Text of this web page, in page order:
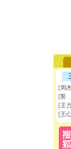
[周
[誓
[王
[王